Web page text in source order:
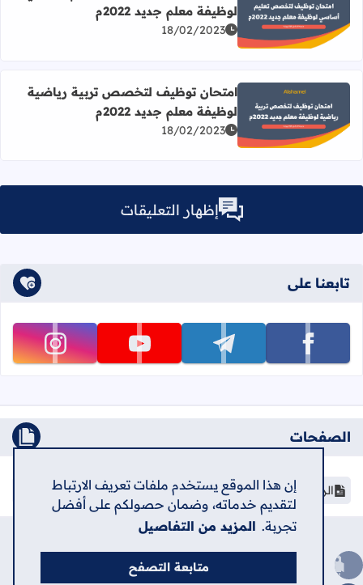
إن هذا الموقع يستخدم ملفات تعريف الارتباط
لتقديم خدماته، وضمان حصولكم على أفضل
تجربة. المزيد من التفاصيل
متابعة التصفح
اقرأ المزيد عن امتحان توظيف لتخصص تعليم أساسي لوظيفة
لوظيفة معلم جديد 2022م
18/02/2023
اقرأ المزيد عن امتحان توظيف لتخصص تربية رياضية لوظيفة
امتحان توظيف لتخصص تربية رياضية
لوظيفة معلم جديد 2022م
18/02/2023
إظهار التعليقات
تابعنا على
تابعنا على facebook تابعنا على telegram تابعنا على youtube تابعنا على instagram
الصفحات
الرئيسية
اعلن في الشامل
الصعود للأعلى